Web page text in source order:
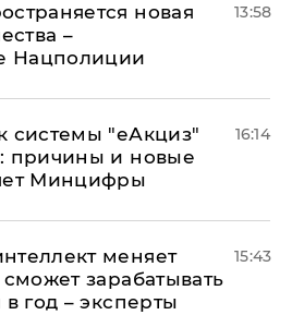
новая
–
Нацполиции
13:58
системы "еАкциз"
причины и новые
Минцифры
16:14
меняет
зарабатывать
год – эксперты
15:43